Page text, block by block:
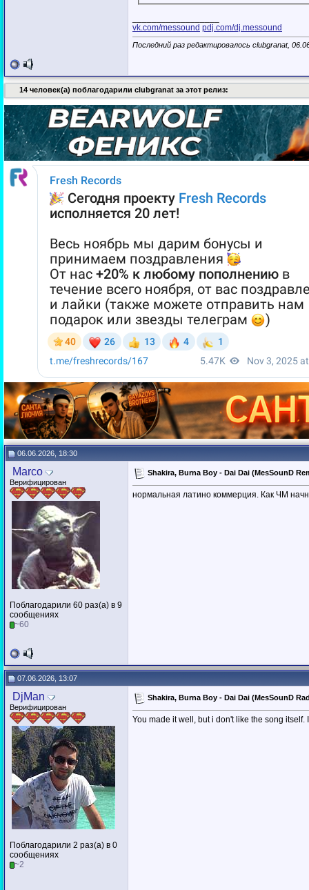
vk.com/messound pdj.com/dj.messound
Последний раз редактировалось clubgranat,
14 человек(а) поблагодарили clubgranat за этот релиз:
06.06.2026, 18:30
Marco
Верифицирован
Поблагодарили 60 раз(а) в 9
сообщениях
~60
Shakira, Burna Boy - Dai Dai (MesSounD
нормальная латино коммерция. Как ЧМ
07.06.2026, 13:07
DjMan
Верифицирован
Поблагодарили 2 раз(а) в 0
сообщениях
~2
Shakira, Burna Boy - Dai Dai (MesSounD
You made it well, but i don't like the song